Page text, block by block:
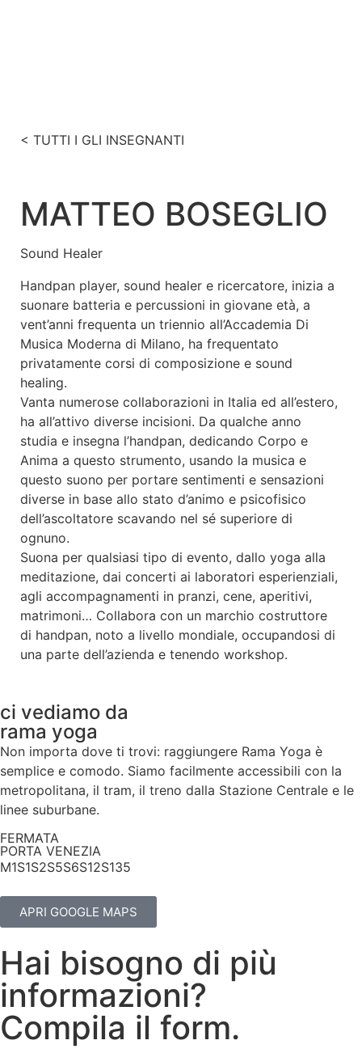
< TUTTI I GLI INSEGNANTI
MATTEO BOSEGLIO
Sound Healer
Handpan player, sound healer e ricercatore, inizia a
suonare batteria e percussioni in giovane età, a
vent’anni frequenta un triennio all’Accademia Di
Musica Moderna di Milano, ha frequentato
privatamente corsi di composizione e sound
healing.
Vanta numerose collaborazioni in Italia ed all’estero,
ha all’attivo diverse incisioni. Da qualche anno
studia e insegna l’handpan, dedicando Corpo e
Anima a questo strumento, usando la musica e
questo suono per portare sentimenti e sensazioni
diverse in base allo stato d’animo e psicofisico
dell’ascoltatore scavando nel sé superiore di
ognuno.
Suona per qualsiasi tipo di evento, dallo yoga alla
meditazione, dai concerti ai laboratori esperienziali,
agli accompagnamenti in pranzi, cene, aperitivi,
matrimoni… Collabora con un marchio costruttore
di handpan, noto a livello mondiale, occupandosi di
una parte dell’azienda e tenendo workshop.
ci vediamo da
rama yoga
Non importa dove ti trovi: raggiungere Rama Yoga è
semplice e comodo. Siamo facilmente accessibili con la
metropolitana, il tram, il treno dalla Stazione Centrale e le
linee suburbane.
FERMATA
PORTA VENEZIA
M1S1S2S5S6S12S135
APRI GOOGLE MAPS
Hai bisogno di più
informazioni?
Compila il form.